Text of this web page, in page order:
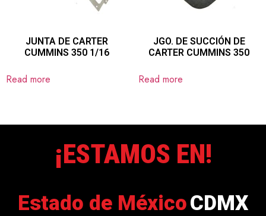
JUNTA DE CARTER
CUMMINS 350 1/16
Read more
JGO. DE SUCCIÓN DE
CARTER CUMMINS 350
Read more
¡ESTAMOS EN!
Estado de MéxicoCDMX